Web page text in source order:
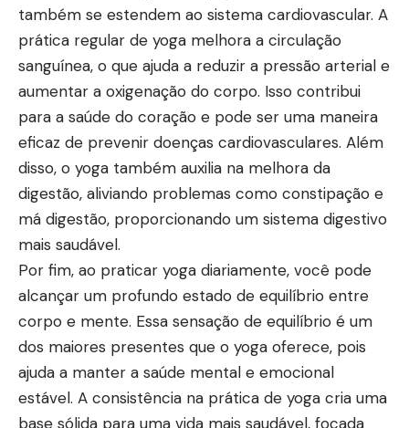
também se estendem ao sistema cardiovascular. A
prática regular de yoga melhora a circulação
sanguínea, o que ajuda a reduzir a pressão arterial e
aumentar a oxigenação do corpo. Isso contribui
para a saúde do coração e pode ser uma maneira
eficaz de prevenir doenças cardiovasculares. Além
disso, o yoga também auxilia na melhora da
digestão, aliviando problemas como constipação e
má digestão, proporcionando um sistema digestivo
mais saudável.
Por fim, ao praticar yoga diariamente, você pode
alcançar um profundo estado de equilíbrio entre
corpo e mente. Essa sensação de equilíbrio é um
dos maiores presentes que o yoga oferece, pois
ajuda a manter a saúde mental e emocional
estável. A consistência na prática de yoga cria uma
base sólida para uma vida mais saudável, focada